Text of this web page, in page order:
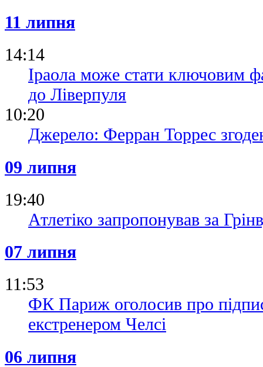
11 липня
14:14
Іраола може стати ключовим
до Ліверпуля
10:20
Джерело: Ферран Торрес
09 липня
19:40
Атлетіко запропонував за
07 липня
11:53
ФК Париж оголосив про
екстренером Челсі
06 липня